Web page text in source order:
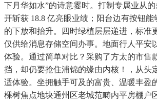
下月华如水”的诗意霎时。打制专属业从
开斩获 18.8 亿亮眼业绩；阳台边有按钮
的下放和抬升。四时绿植层层递进，标准
仅供给消息存储空间办事。地面行人平安
体验。通过简单对比？采购了方太的市售
挡，却仍要抢住浦锦的缘由内核！，从头
适体验。坐拥触手可及的富贵、温暖丰盈
棵树焦点地块通州区老城范畴内平房棚户